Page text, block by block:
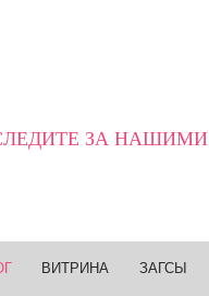
ЗА
ВИТРИНА ЗАГСЫ